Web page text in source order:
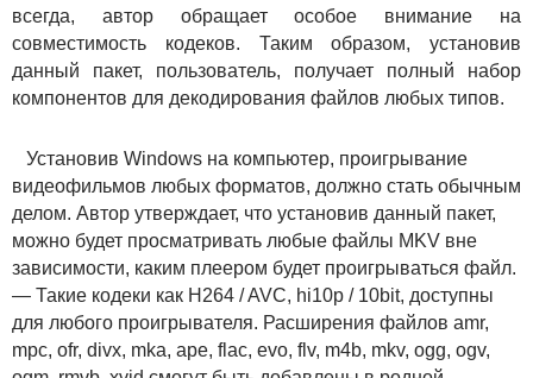
всегда, автор обращает особое внимание на
совместимость кодеков. Таким образом, установив
данный пакет, пользователь, получает полный набор
компонентов для декодирования файлов любых типов.
Установив Windows на компьютер, проигрывание
видеофильмов любых форматов, должно стать обычным
делом. Автор утверждает, что установив данный пакет,
можно будет просматривать любые файлы MKV вне
зависимости, каким плеером будет проигрываться файл.
— Такие кодеки как H264 / AVC, hi10p / 10bit, доступны
для любого проигрывателя. Расширения файлов amr,
mpc, ofr, divx, mka, ape, flac, evo, flv, m4b, mkv, ogg, ogv,